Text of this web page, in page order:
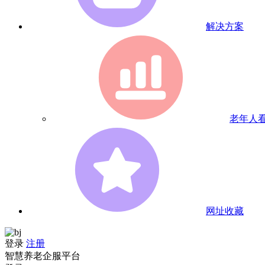
解决方案
老年人
网址收藏
登录 注册
智慧养老企服平台